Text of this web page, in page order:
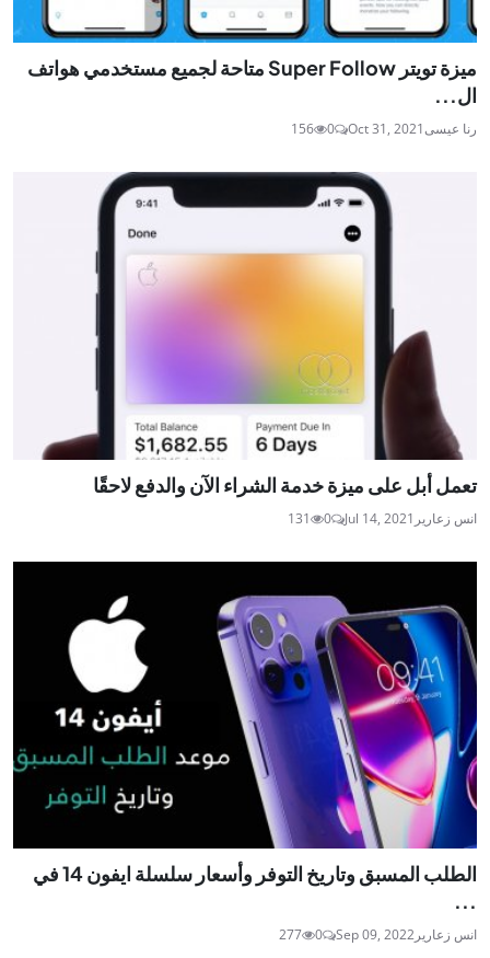
ميزة تويتر Super Follow متاحة لجميع مستخدمي هواتف
ال...
رنا عيسىOct 31, 2021
0
156
تعمل أبل على ميزة خدمة الشراء الآن والدفع لاحقًا
انس زعارير Jul 14, 2021
0
131
الطلب المسبق وتاريخ التوفر وأسعار سلسلة ايفون 14 في
...
انس زعاريرSep 09, 2022
0
277